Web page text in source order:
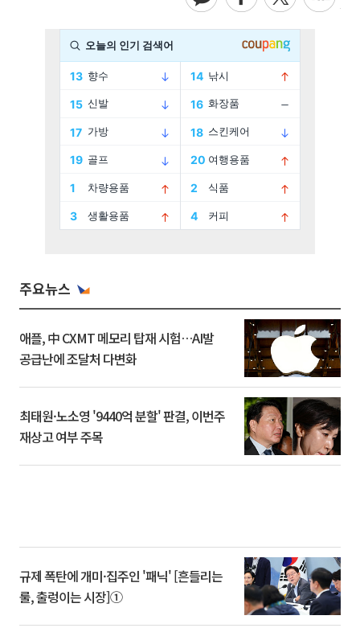
주요뉴스
애플, 中 CXMT 메모리 탑재 시험…AI발
공급난에 조달처 다변화
최태원·노소영 '9440억 분할' 판결, 이번주
재상고 여부 주목
규제 폭탄에 개미·집주인 '패닉' [흔들리는
룰, 출렁이는 시장]①